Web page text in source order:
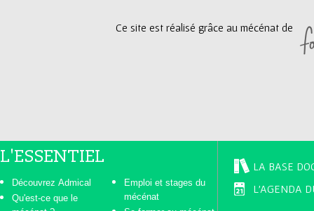
Ce site est réalisé grâce au mécénat de
L'ESSENTIEL
Découvrez Admical
Qu'est-ce que le
Emploi et stages du
mécénat
LA BASE
L'AGENDA